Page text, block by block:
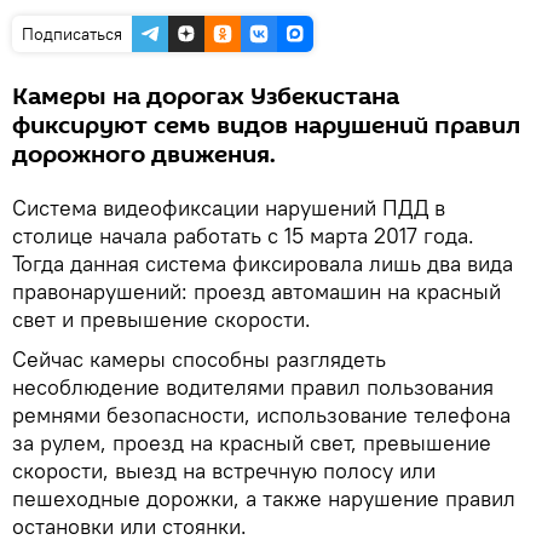
Подписаться
Камеры на дорогах Узбекистана
фиксируют семь видов нарушений правил
дорожного движения.
Система видеофиксации нарушений ПДД в
столице начала работать с 15 марта 2017 года.
Тогда данная система фиксировала лишь два вида
правонарушений: проезд автомашин на красный
свет и превышение скорости.
Сейчас камеры способны разглядеть
несоблюдение водителями правил пользования
ремнями безопасности, использование телефона
за рулем, проезд на красный свет, превышение
скорости, выезд на встречную полосу или
пешеходные дорожки, а также нарушение правил
остановки или стоянки.